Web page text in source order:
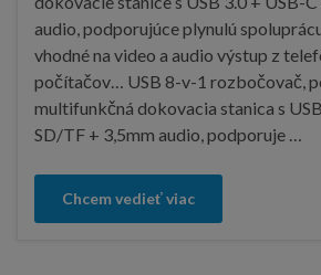
audio, podporujúce plynulú
vhodné na video a audio výstup z
počítačov… USB 8-v-1 rozbočovač,
multifunkčná dokovacia stanica s
SD/TF + 3,5mm audio, podporuje …
Chcem vedieť viac